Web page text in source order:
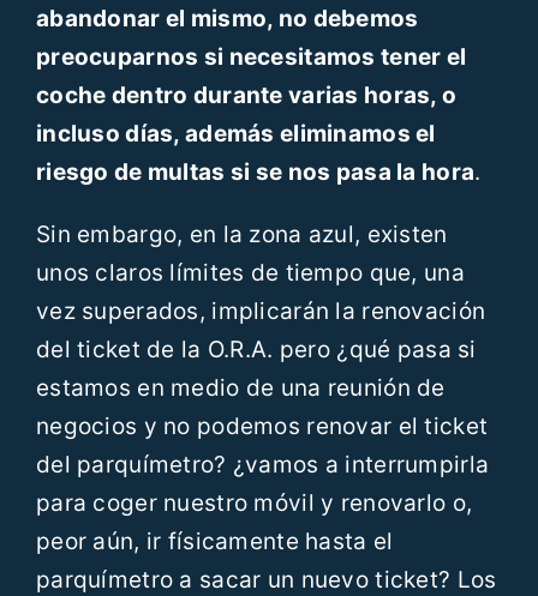
abandonar el mismo, no debemos
preocuparnos si necesitamos tener el
coche dentro durante varias horas, o
incluso días, además eliminamos el
riesgo de multas si se nos pasa la hora.
Sin embargo, en la zona azul, existen
unos claros límites de tiempo que, una
vez superados, implicarán la renovación
del ticket de la O.R.A. pero ¿qué pasa si
estamos en medio de una reunión de
negocios y no podemos renovar el ticket
del parquímetro? ¿vamos a interrumpirla
para coger nuestro móvil y renovarlo o,
peor aún, ir físicamente hasta el
parquímetro a sacar un nuevo ticket? Los